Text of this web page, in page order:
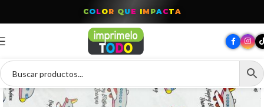
COLOR QU E IM PACTA